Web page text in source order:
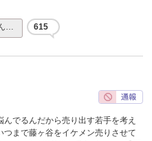
… 615
でるんだから売り出す若手を考え
まで藤ヶ谷をイケメン売りさせて